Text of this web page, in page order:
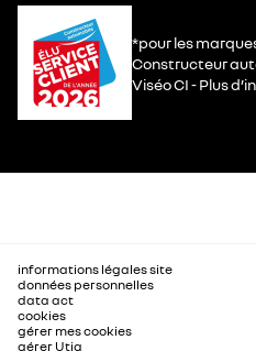
*pour les
Constructeur
Viséo CI - Plus
informations légales site
données personnelles
data act
cookies
gérer mes cookies
gérer Utiq